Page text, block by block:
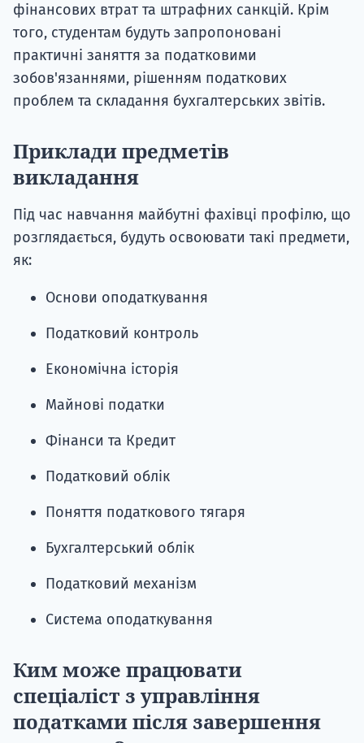
фінансових втрат та штрафних санкцій. Крім
того, студентам будуть запропоновані
практичні заняття за податковими
зобов'язаннями, рішенням податкових
проблем та складання бухгалтерських звітів.
Приклади предметів
викладання
Під час навчання майбутні фахівці профілю, що
розглядається, будуть освоювати такі предмети,
як:
Основи оподаткування
Податковий контроль
Економічна історія
Майнові податки
Фінанси та Кредит
Податковий облік
Поняття податкового тягаря
Бухгалтерський облік
Податковий механізм
Система оподаткування
Ким може працювати
спеціаліст з управління
податками після завершення